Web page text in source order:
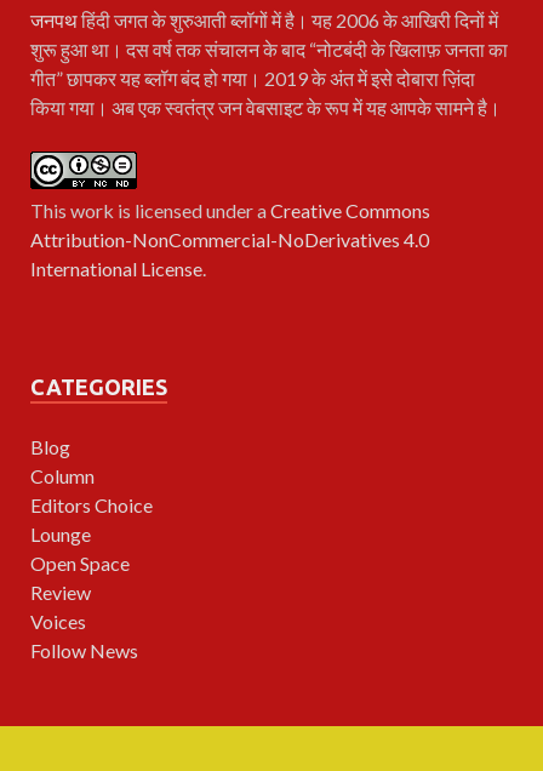
जनपथहिंदी जगत के शुरुआती ब्लॉगों में है। यह 2006 के आखिरी दिनों में
शुरू हुआ था। दस वर्ष तक संचालन के बाद “नोटबंदी के खिलाफ़ जनता का
गीत” छापकर यह ब्लॉग बंद हो गया। 2019 के अंत में इसे दोबारा ज़िंदा
किया गया। अब एक स्वतंत्र जन वेबसाइट के रूप में यह आपके सामने है।
This work is licensed under aCreative Commons
Attribution-NonCommercial-NoDerivatives 4.0
International License.
CATEGORIES
Blog
Column
Editors Choice
Lounge
Open Space
Review
Voices
Follow News